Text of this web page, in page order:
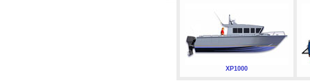
XP1000